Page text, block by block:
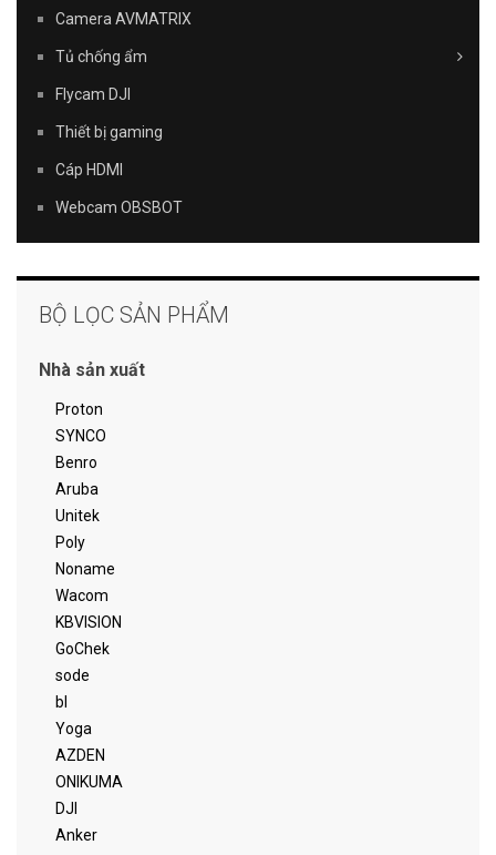
Camera AVMATRIX
Tủ chống ẩm
Flycam DJI
Thiết bị gaming
Cáp HDMI
Webcam OBSBOT
BỘ LỌC SẢN PHẨM
Nhà sản xuất
Proton
SYNCO
Benro
Aruba
Unitek
Poly
Noname
Wacom
KBVISION
GoChek
sode
bl
Yoga
AZDEN
ONIKUMA
DJI
Anker